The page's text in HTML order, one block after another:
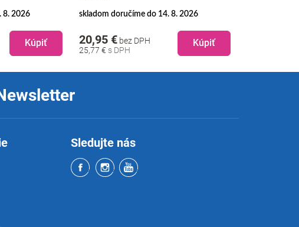
8. 2026
Kúpiť
skladom doručíme do 14. 8. 2026
25,77 €
20,95 € bez DPH Kúpiť
Sledujte nás